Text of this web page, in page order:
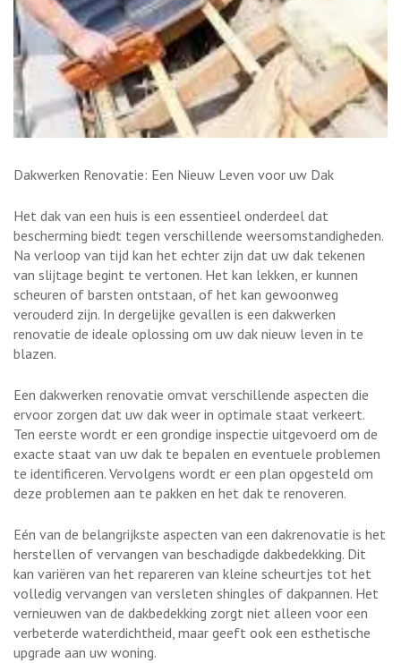
Dakwerken Renovatie: Een Nieuw Leven voor uw Dak
Het dak van een huis is een essentieel onderdeel dat
bescherming biedt tegen verschillende weersomstandigheden.
Na verloop van tijd kan het echter zijn dat uw dak tekenen
van slijtage begint te vertonen. Het kan lekken, er kunnen
scheuren of barsten ontstaan, of het kan gewoonweg
verouderd zijn. In dergelijke gevallen is een dakwerken
renovatie de ideale oplossing om uw dak nieuw leven in te
blazen.
Een dakwerken renovatie omvat verschillende aspecten die
ervoor zorgen dat uw dak weer in optimale staat verkeert.
Ten eerste wordt er een grondige inspectie uitgevoerd om de
exacte staat van uw dak te bepalen en eventuele problemen
te identificeren. Vervolgens wordt er een plan opgesteld om
deze problemen aan te pakken en het dak te renoveren.
Eén van de belangrijkste aspecten van een dakrenovatie is het
herstellen of vervangen van beschadigde dakbedekking. Dit
kan variëren van het repareren van kleine scheurtjes tot het
volledig vervangen van versleten shingles of dakpannen. Het
vernieuwen van de dakbedekking zorgt niet alleen voor een
verbeterde waterdichtheid, maar geeft ook een esthetische
upgrade aan uw woning.